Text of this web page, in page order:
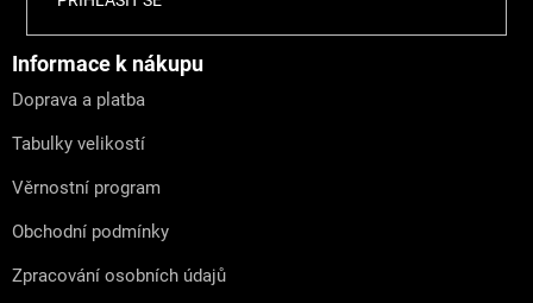
Informace k nákupu
Doprava a platba
Tabulky velikostí
Věrnostní program
Obchodní podmínky
Zpracování osobních údajů